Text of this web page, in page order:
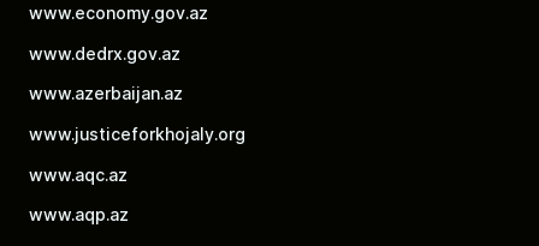
www.economy.gov.az
www.dedrx.gov.az
www.azerbaijan.az
www.justiceforkhojaly.org
www.aqc.az
www.aqp.az